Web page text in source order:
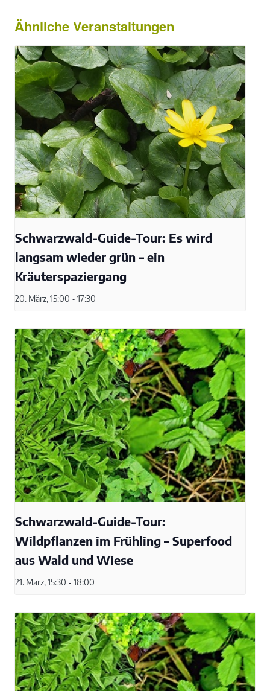
Ähnliche Veranstaltungen
Schwarzwald-Guide-Tour: Es wird
langsam wieder grün – ein
Kräuterspaziergang
20. März, 15:00 - 17:30
Schwarzwald-Guide-Tour:
Wildpflanzen im Frühling – Superfood
aus Wald und Wiese
21. März, 15:30 - 18:00